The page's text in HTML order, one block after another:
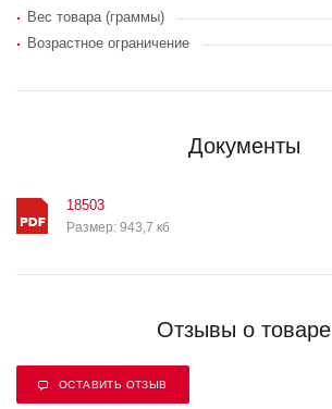
Вес товара (граммы)
Возрастное ограничение
Документы
18503
Размер: 943,7 кб
Отзывы о товаре
ОСТАВИТЬ ОТЗЫВ